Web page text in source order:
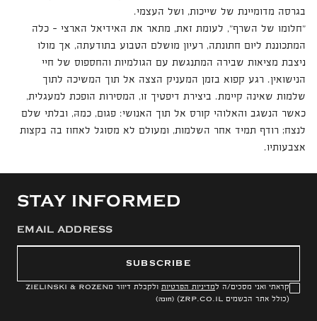
בגרסה מדומיינת של שייכות, ושל העצמי.
"חלומו של השרף", לעומת זאת, מתאר את האידיאל הארצי – כלה
המתכוננת ליום חתונתה, רעיון מושלם הטבוע בתודעתה, אך מולו
ניצבת מציאות שבירה המתנגשת עם הגולמיות והחספוס של חיי
הנישואין. רגע קפוא בזמן המעניק הצצה אל תוך המשיכה לתוך
שלמות שאינה קיימת. ביצירת דיפטיך זו, המסירות הופכת למעגלית,
כאשר הנשגב והאלוהי קורס אל תוך האנושי: פגום, כמהּ, ובלתי שלם
לנצח; רודף תמיד אחר השלמות, ומעולם לא מסוגל לאחוז בה בקצות
אצבעותיו.
STAY INFORMED
SUBSCRIBE
קראתי ואני מסכים/ה למדיניות הפרטיות ולקבלת דיוור מZIELINSKI & ROZEN
(כולל אתר הבשמים ZRP.CO.IL
) (חובה)